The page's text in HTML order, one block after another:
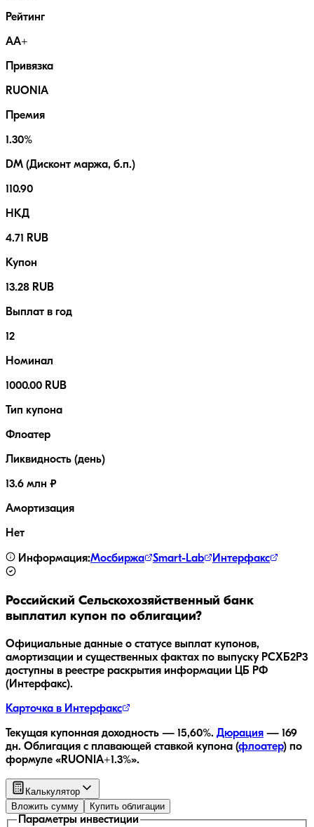
Рейтинг
AA+
Привязка
RUONIA
Премия
1.30%
DM (Дисконт маржа, б.п.)
110.90
НКД
4.71 RUB
Купон
13.28 RUB
Выплат в год
12
Номинал
1000.00 RUB
Тип купона
Флоатер
Ликвидность (день)
13.6 млн ₽
Амортизация
Нет
Информация:Мосбиржа Smart-Lab Интерфакс
Российский Сельскохозяйственный банк
выплатил купон по облигации?
Официальные данные о статусе выплат купонов,
амортизации и существенных фактах по выпуску РСХБ2Р3
доступны в реестре раскрытия информации ЦБ РФ
(Интерфакс).
Карточка в Интерфакс
Текущая купонная доходность — 15,60%. Дюрация — 169
дн. Облигация с плавающей ставкой купона (флоатер) по
формуле «RUONIA+1.3%».
Калькулятор
Вложить сумму
Купить облигации
Параметры инвестиции